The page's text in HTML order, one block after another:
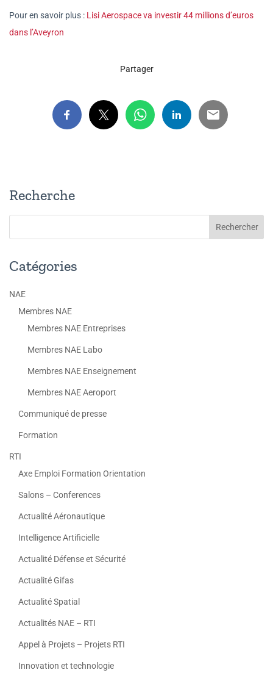
Pour en savoir plus : Lisi Aerospace va investir 44 millions d’euros
dans l’Aveyron
Partager
Recherche
Catégories
NAE
Membres NAE
Membres NAE Entreprises
Membres NAE Labo
Membres NAE Enseignement
Membres NAE Aeroport
Communiqué de presse
Formation
RTI
Axe Emploi Formation Orientation
Salons – Conferences
Actualité Aéronautique
Intelligence Artificielle
Actualité Défense et Sécurité
Actualité Gifas
Actualité Spatial
Actualités NAE – RTI
Appel à Projets – Projets RTI
Innovation et technologie